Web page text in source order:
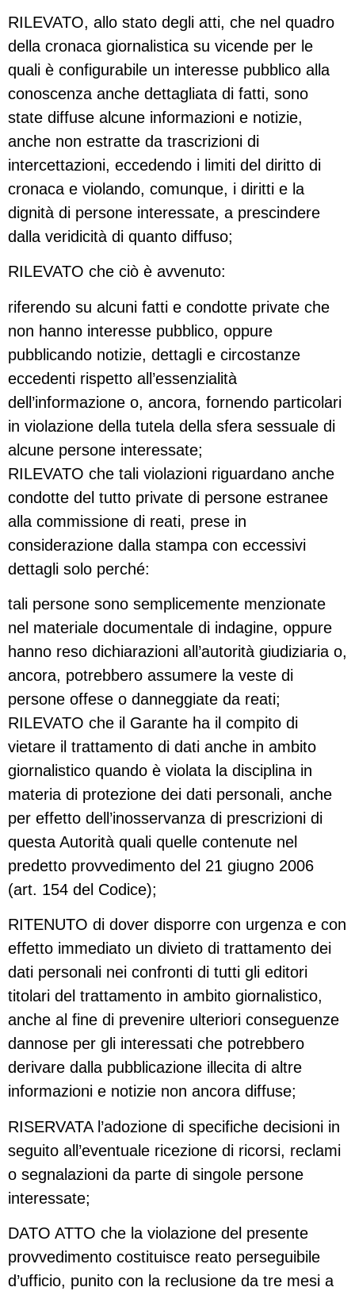
RILEVATO, allo stato degli atti, che nel quadro
della cronaca giornalistica su vicende per le
quali è configurabile un interesse pubblico alla
conoscenza anche dettagliata di fatti, sono
state diffuse alcune informazioni e notizie,
anche non estratte da trascrizioni di
intercettazioni, eccedendo i limiti del diritto di
cronaca e violando, comunque, i diritti e la
dignità di persone interessate, a prescindere
dalla veridicità di quanto diffuso;
RILEVATO che ciò è avvenuto:
riferendo su alcuni fatti e condotte private che
non hanno interesse pubblico, oppure
pubblicando notizie, dettagli e circostanze
eccedenti rispetto all’essenzialità
dell’informazione o, ancora, fornendo particolari
in violazione della tutela della sfera sessuale di
alcune persone interessate;
RILEVATO che tali violazioni riguardano anche
condotte del tutto private di persone estranee
alla commissione di reati, prese in
considerazione dalla stampa con eccessivi
dettagli solo perché:
tali persone sono semplicemente menzionate
nel materiale documentale di indagine, oppure
hanno reso dichiarazioni all’autorità giudiziaria o,
ancora, potrebbero assumere la veste di
persone offese o danneggiate da reati;
RILEVATO che il Garante ha il compito di
vietare il trattamento di dati anche in ambito
giornalistico quando è violata la disciplina in
materia di protezione dei dati personali, anche
per effetto dell’inosservanza di prescrizioni di
questa Autorità quali quelle contenute nel
predetto provvedimento del 21 giugno 2006
(art. 154 del Codice);
RITENUTO di dover disporre con urgenza e con
effetto immediato un divieto di trattamento dei
dati personali nei confronti di tutti gli editori
titolari del trattamento in ambito giornalistico,
anche al fine di prevenire ulteriori conseguenze
dannose per gli interessati che potrebbero
derivare dalla pubblicazione illecita di altre
informazioni e notizie non ancora diffuse;
RISERVATA l’adozione di specifiche decisioni in
seguito all’eventuale ricezione di ricorsi, reclami
o segnalazioni da parte di singole persone
interessate;
DATO ATTO che la violazione del presente
provvedimento costituisce reato perseguibile
d’ufficio, punito con la reclusione da tre mesi a